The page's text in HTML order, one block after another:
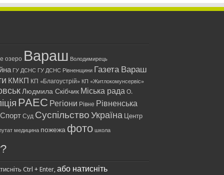
озеро Вараш Володимирець
ГУ ДСНС ГУ ДСНС Рівненщини Газета Вараш
КМКП КП «Благоустрій» КП «Житлокомунсервіс»
Людмила Скібчик Міська рада О.
РАЕС Регіони Рівне Рівненська
Спорт Суд Суспільство Україна
Центр
медицина пожежа фото школа
Ctrl + Enter, або натисніть